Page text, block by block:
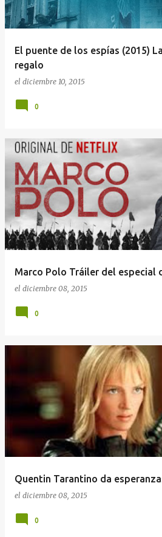
El puente de los espías (2015)
regalo
el diciembre 10, 2015
0
Marco Polo Tráiler del especial
el diciembre 08, 2015
0
Quentin Tarantino da
el diciembre 08, 2015
0